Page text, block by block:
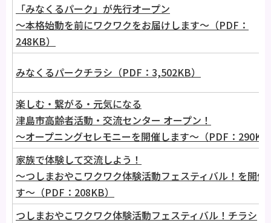
「みなくるパーク」が先行オープン
～本格始動を前にワクワクをお届けします～（PDF：
248KB）
みなくるパークチラシ（PDF：3,502KB）
楽しむ・繋がる・元気になる
津島市高齢者活動・交流センター オープン！
～オープニングセレモニーを開催します～（PDF：
家族で体験して交流しよう！
～つしまおやこワクワク体験活動フェスティバル！を開催
す～（PDF：208KB）
つしまおやこワクワク体験活動フェスティバル！チラシ